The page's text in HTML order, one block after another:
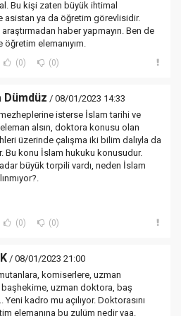
Bu kişi zaten büyük ihtimal
asistan ya da öğretim görevlisidir.
haber yapmayın. Ben de
elemanıyım.
(0) (0)
/ 08/01/2023 14:33
isterse İslam tarihi ve
alsın, doktora konusu olan
üzerinde çalışma iki bilim dalıyla da
Bu konu İslam hukuku konusudur.
büyük torpili vardı, neden İslam
(0) (0)
/ 08/01/2023 21:00
komiserlere, uzman
uzman doktora, baş
Yeni kadro mu açılıyor. Doktorasını
elemanına bu zulüm nedir yaa.